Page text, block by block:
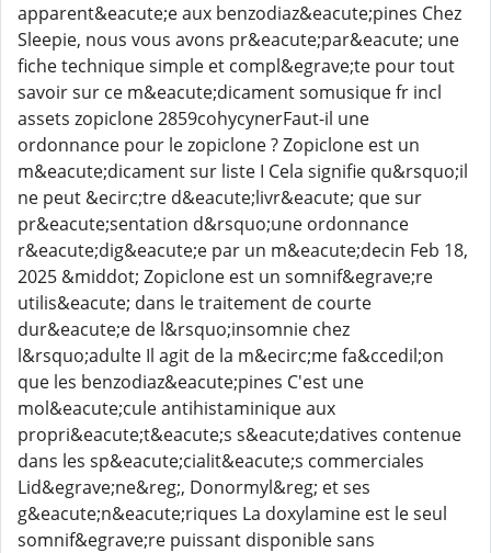
apparent&eacute;e aux benzodiaz&eacute;pines Chez
Sleepie, nous vous avons pr&eacute;par&eacute; une
fiche technique simple et compl&egrave;te pour tout
savoir sur ce m&eacute;dicament somusique fr incl
assets zopiclone 2859cohycynerFaut-il une
ordonnance pour le zopiclone ? Zopiclone est un
m&eacute;dicament sur liste I Cela signifie qu&rsquo;il
ne peut &ecirc;tre d&eacute;livr&eacute; que sur
pr&eacute;sentation d&rsquo;une ordonnance
r&eacute;dig&eacute;e par un m&eacute;decin Feb 18,
2025 &middot; Zopiclone est un somnif&egrave;re
utilis&eacute; dans le traitement de courte
dur&eacute;e de l&rsquo;insomnie chez
l&rsquo;adulte Il agit de la m&ecirc;me fa&ccedil;on
que les benzodiaz&eacute;pines C'est une
mol&eacute;cule antihistaminique aux
propri&eacute;t&eacute;s s&eacute;datives contenue
dans les sp&eacute;cialit&eacute;s commerciales
Lid&egrave;ne&reg;, Donormyl&reg; et ses
g&eacute;n&eacute;riques La doxylamine est le seul
somnif&egrave;re puissant disponible sans